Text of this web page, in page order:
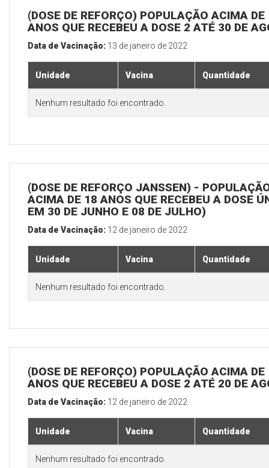
(DOSE DE REFORÇO) POPULAÇÃO ACIMA DE
ANOS QUE RECEBEU A DOSE 2 ATÉ 30 DE
Data de Vacinação: 13 de janeiro de 2022
Unidade Vacina Quantidade
Nenhum resultado foi encontrado.
(DOSE DE REFORÇO JANSSEN) -
ACIMA DE 18 ANOS QUE RECEBEU A DOSE
EM 30 DE JUNHO E 08 DE JULHO)
Data de Vacinação: 12 de janeiro de 2022
Unidade Vacina Quantidade
Nenhum resultado foi encontrado.
(DOSE DE REFORÇO) POPULAÇÃO ACIMA DE
ANOS QUE RECEBEU A DOSE 2 ATÉ 20 DE
Data de Vacinação: 12 de janeiro de 2022
Unidade Vacina Quantidade
Nenhum resultado foi encontrado.